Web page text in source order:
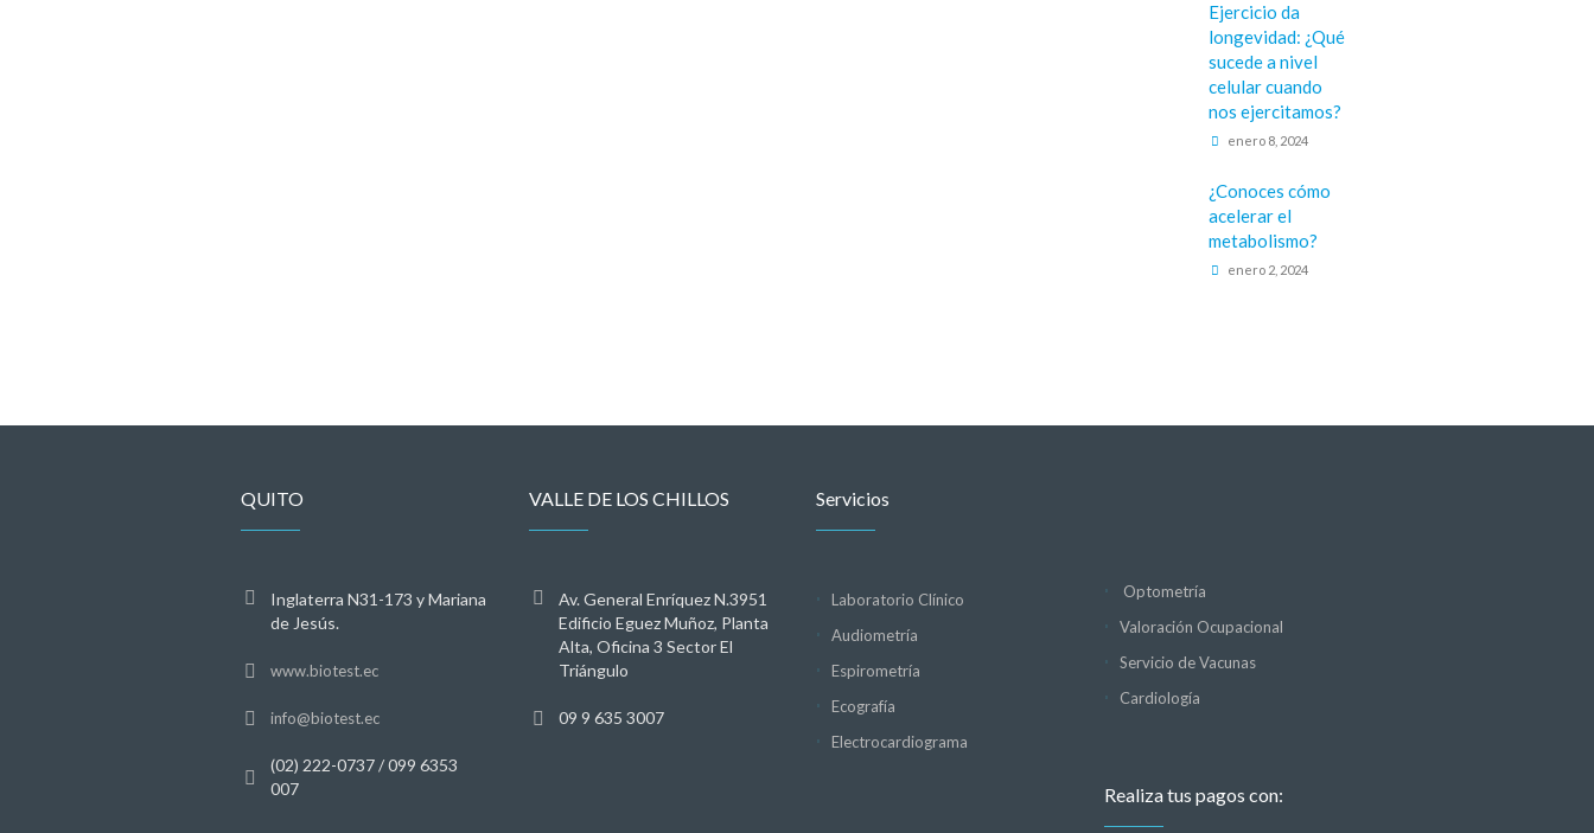
Ejercicio da
longevidad: ¿Qué
sucede a nivel
celular cuando
nos ejercitamos?
enero 8, 2024
¿Conoces cómo
acelerar el
metabolismo?
enero 2, 2024
QUITO
Inglaterra N31-173 y Mariana
de Jesús.
www.biotest.ec
info@biotest.ec
(02) 222-0737 / 099 6353
007
VALLE DE LOS CHILLOS
Av. General Enríquez N.3951
Edificio Eguez Muñoz, Planta
Alta, Oficina 3 Sector El
Triángulo
09 9 635 3007
Servicios
Laboratorio Clínico
Audiometría
Espirometría
Ecografía
Electrocardiograma
Optometría
Valoración Ocupacional
Servicio de Vacunas
Cardiología
Realiza tus pagos con: